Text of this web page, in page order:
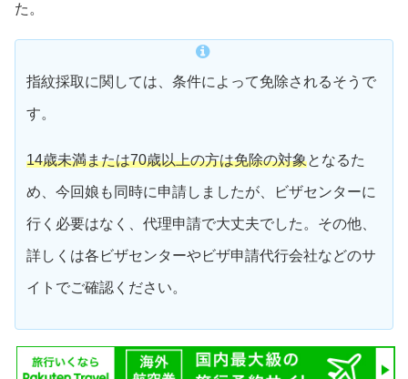
た。
指紋採取に関しては、条件によって免除されるそうで
す。
14歳未満または70歳以上の方は免除の対象となるた
め、今回娘も同時に申請しましたが、ビザセンターに
行く必要はなく、代理申請で大丈夫でした。その他、
詳しくは各ビザセンターやビザ申請代行会社などのサ
イトでご確認ください。